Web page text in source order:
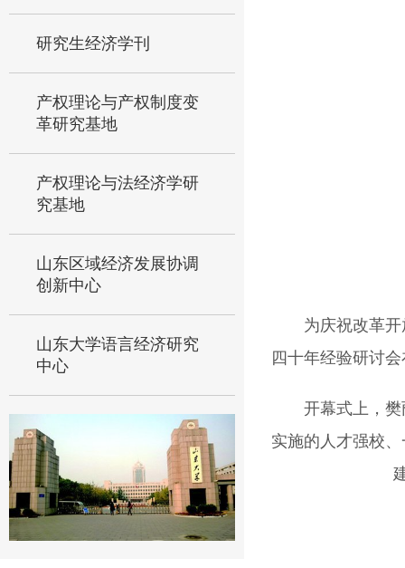
研究生经济学刊
产权理论与产权制度变
革研究基地
产权理论与法经济学研
究基地
山东区域经济发展协调
创新中心
山东大学语言经济研究
中心
为庆祝改革
四十年经验研讨
开幕式上，
实施的人才强校